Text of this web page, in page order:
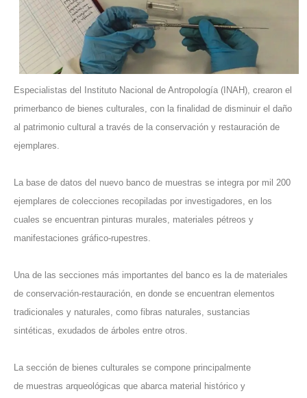
Especialistas del Instituto Nacional de Antropología (INAH), crearon el
primerbanco de bienes culturales, con la finalidad de disminuir el daño
al patrimonio cultural a través de la conservación y restauración de
ejemplares.
La base de datos del nuevo banco de muestras se integra por mil 200
ejemplares de colecciones recopiladas por investigadores, en los
cuales se encuentran pinturas murales, materiales pétreos y
manifestaciones gráfico-rupestres.
Una de las secciones más importantes del banco es la de materiales
de conservación-restauración, en donde se encuentran elementos
tradicionales y naturales, como fibras naturales, sustancias
sintéticas, exudados de árboles entre otros.
La sección de bienes culturales se compone principalmente
de muestras arqueológicas que abarca material histórico y